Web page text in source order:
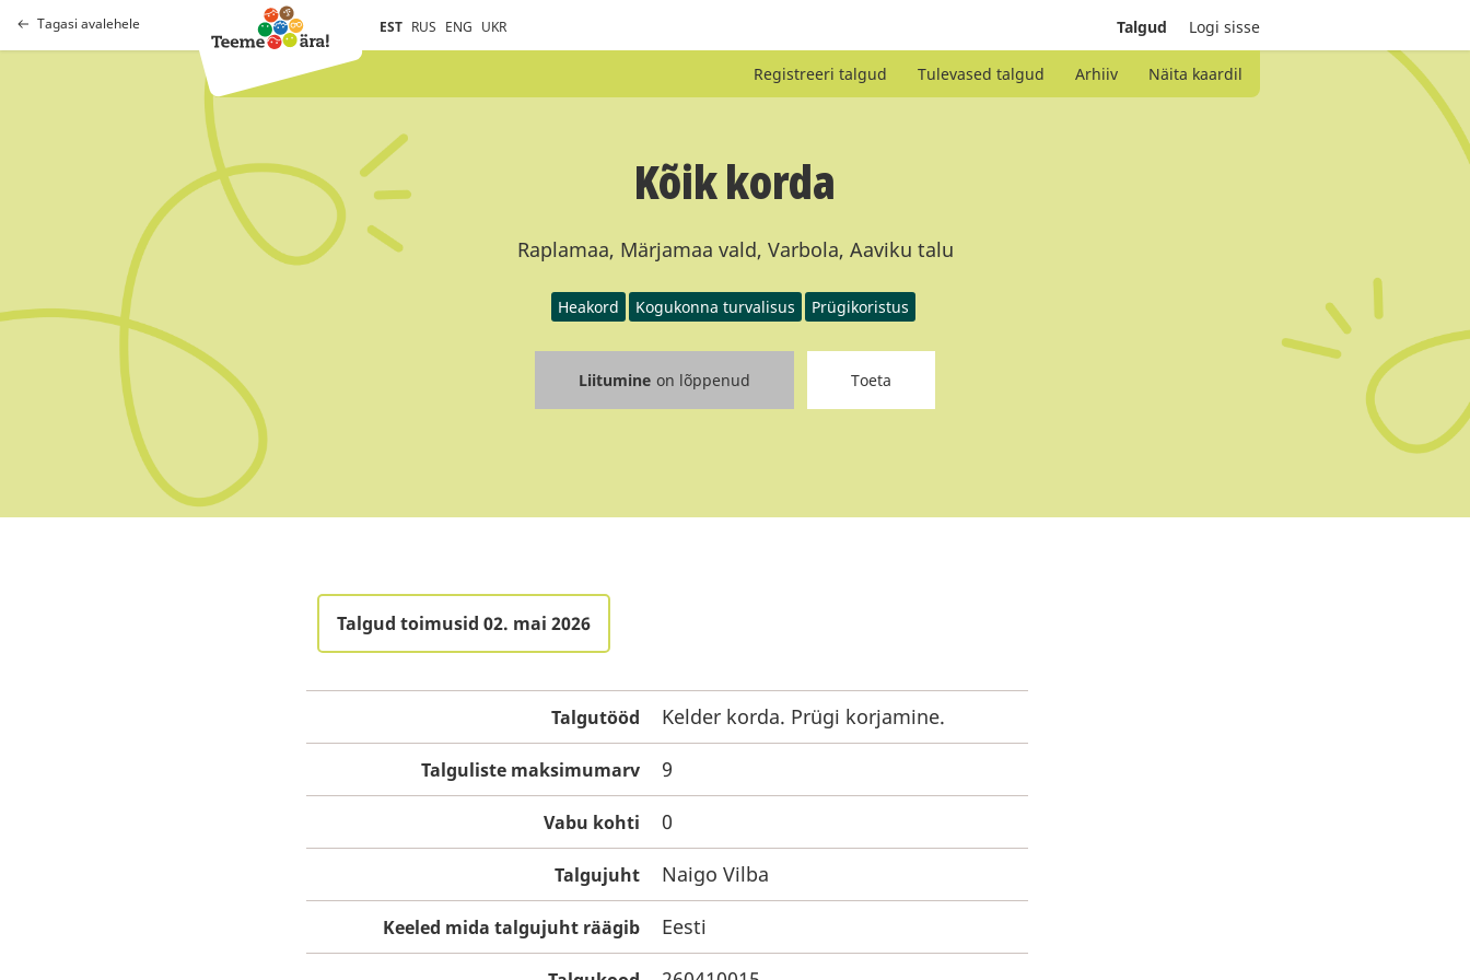
Tagasi avalehele EST RUS ENG UKR Talgud Logi sisse
Registreeri talgud Tulevased talgud Arhiiv Näita kaardil
Kõik korda
Raplamaa, Märjamaa vald, Varbola, Aaviku talu
Heakord Kogukonna turvalisus Prügikoristus
Liitumine on lõppenud Toeta
Talgud toimusid 02. mai 2026
Talgutööd Kelder korda. Prügi korjamine.
Talguliste maksimumarv 9
Vabu kohti 0
Talgujuht Naigo Vilba
Keeled mida talgujuht räägib Eesti